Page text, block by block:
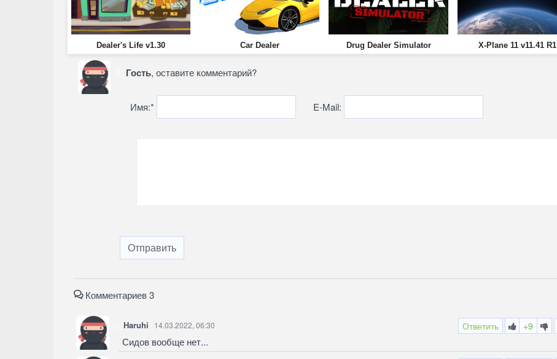
Dealer's Life v1.30 Car Dealer Drug Dealer Simulator X-Plane 11 v11.41 R1
Гость, оставите комментарий?
Имя:* E-Mail:
Отправить
Комментариев 3
Ответить +9
Haruhi 14.03.2022, 06:30
Сидов вообще нет...